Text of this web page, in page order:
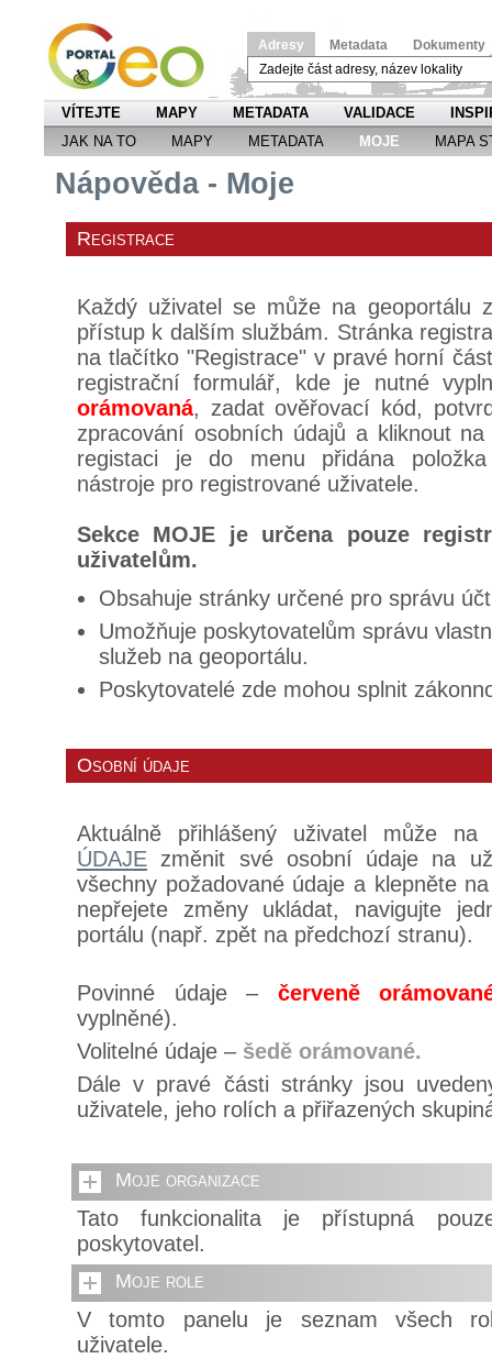
Adresy Metadata Dokumenty
VÍTEJTE MAPY METADATA VALIDACE
JAK NA TO
MAPY METADATA MOJE MAPA
Nápověda - Moje
Registrace
Každý uživatel se může na geoportálu
přístup k dalším službám. Stránka
na tlačítko "Registrace" v pravé horní
registrační formulář, kde je nutné
orámovaná, zadat ověřovací kód,
zpracování osobních údajů a kliknout
registaci je do menu přidána
nástroje pro registrované uživatele.
Sekce MOJE je určena pouze
uživatelům.
Obsahuje stránky určené pro správu
Umožňuje poskytovatelům správu
služeb na geoportálu.
Poskytovatelé zde mohou splnit
Osobní údaje
Aktuálně přihlášený uživatel může
ÚDAJE změnit své osobní údaje na
všechny požadované údaje a klepněte
nepřejete změny ukládat, navigujte
portálu (např. zpět na předchozí stranu).
Povinné údaje – červeně
vyplněné).
Volitelné údaje – šedě orámované.
Dále v pravé části stránky jsou
uživatele, jeho rolích a přiřazených
Moje organizace
Tato funkcionalita je přístupná
poskytovatel.
Moje role
V tomto panelu je seznam všech
uživatele.